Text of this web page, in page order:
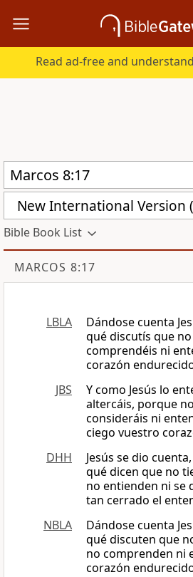
Read ad-free and
New International Version
Bible Book List
MARCOS 8:17
LBLA
Dándose cuenta
qué discutís que
comprendéis ni
corazón
JBS
Y como Jesús lo
altercáis, porque
consideráis ni
ciego vuestro
DHH
Jesús se dio
qué dicen que no
no entienden ni se
tan cerrado el
NBLA
Dándose cuenta
qué discuten que
no comprenden ni
corazón